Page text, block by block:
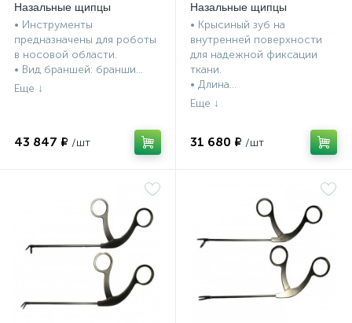
Назальные щипцы
BLAKESLEY, Россия
• Инструменты
предназначены для роботы
в носовой области.
• Вид браншей: бранши...
43 847 ₽
Назальные щипцы
BLAKESLEY, Россия
• Крысиный зуб на
внутренней поверхности
для надежной фиксации
ткани.
• Длина...
31 680 ₽